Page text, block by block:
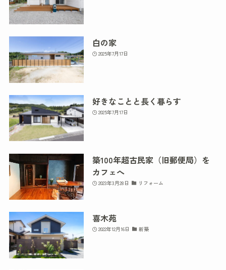
白の家
2025年7月17日
好きなことと長く暮らす
2025年7月17日
築100年超古民家（旧郵便局）を
カフェへ
2023年3月28日 リフォーム
喜木苑
2022年12月16日 新築